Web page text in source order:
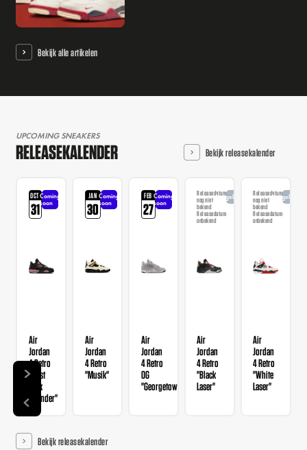
Bekijk alle artikelen
UPCOMING SNEAKERS
RELEASEKALENDER Bekijk releasekalender
OCT
31
Coming
soon
Air
Jordan
4 Retro
"Rust
Pink
Thunder"
JAN
30
Coming
soon
Air
Jordan
4 Retro
"Musik"
FEB
27
Coming
soon
Air
Jordan
4 Retro
OG
"Georgetown"
Releasedatum
nog niet
bekend
Releasedatum
onbekend
Aangekondigd
Air
Jordan
4 Retro
"Black
Laser"
Releasedatum
nog niet
bekend
Releasedatum
onbekend
Air
Jordan
4 Retro
"White
Laser"
Bekijk releasekalender